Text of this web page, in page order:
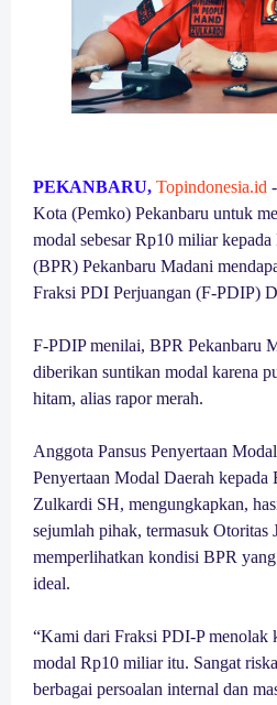
PEKANBARU, Topindonesia.id
Kota (Pemko) Pekanbaru untuk
modal sebesar Rp10 miliar
(BPR) Pekanbaru Madani
Fraksi PDI Perjuangan (F-PDIP)
F-PDIP menilai, BPR Pekanbaru
diberikan suntikan modal karena
hitam, alias rapor merah.
Anggota Pansus Penyertaan
Penyertaan Modal Daerah kepada
Zulkardi SH, mengungkapkan,
sejumlah pihak, termasuk Otoritas
memperlihatkan kondisi BPR
ideal.
“Kami dari Fraksi PDI-P menolak
modal Rp10 miliar itu. Sangat
berbagai persoalan internal dan